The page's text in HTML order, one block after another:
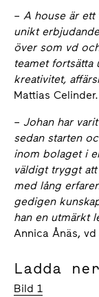
– A house är
unikt
över som vd
teamet fortsätta
kreativitet,
Mattias Celinder.
– Johan har
sedan starten
inom bolaget i
väldigt tryggt
med lång
gedigen
han en utmärkt
Annica Ånäs,
Ladda
Bild 1